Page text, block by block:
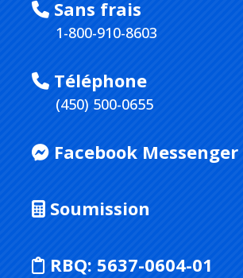
Sans frais
1-800-910-8603
Téléphone
(450) 500-0655
Facebook Messenger
Soumission
RBQ: 5637-0604-01